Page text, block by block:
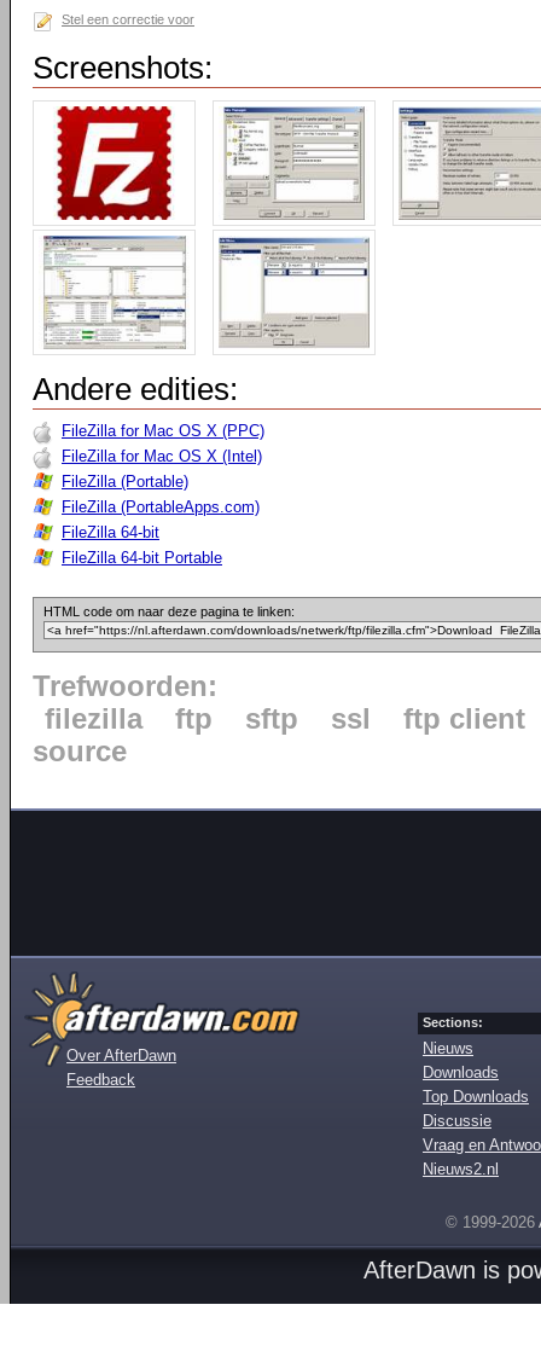
Stel een correctie voor
Screenshots:
Andere edities:
FileZilla for Mac OS X (PPC)
FileZilla for Mac OS X (Intel)
FileZilla (Portable)
FileZilla (PortableApps.com)
FileZilla 64-bit
FileZilla 64-bit Portable
HTML code om naar deze pagina te linken:
Trefwoorden:
filezilla
ftp sftp ssl
ftp client
source
Over AfterDawn
Feedback
Sections:
Nieuws
Downloads
Top Downloads
Discussie
Vraag en
Nieuws2.nl
© 1999-2026
AfterDawn is